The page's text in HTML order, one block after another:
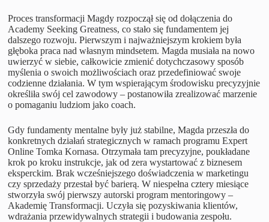
Proces transformacji Magdy rozpoczął się od dołączenia do
Academy Seeking Greatness, co stało się fundamentem jej
dalszego rozwoju. Pierwszym i najważniejszym krokiem była
głęboka praca nad własnym mindsetem. Magda musiała na nowo
uwierzyć w siebie, całkowicie zmienić dotychczasowy sposób
myślenia o swoich możliwościach oraz przedefiniować swoje
codzienne działania. W tym wspierającym środowisku precyzyjnie
określiła swój cel zawodowy – postanowiła zrealizować marzenie
o pomaganiu ludziom jako coach.
Gdy fundamenty mentalne były już stabilne, Magda przeszła do
konkretnych działań strategicznych w ramach programu Expert
Online Tomka Kornasa. Otrzymała tam precyzyjne, poukładane
krok po kroku instrukcje, jak od zera wystartować z biznesem
eksperckim. Brak wcześniejszego doświadczenia w marketingu
czy sprzedaży przestał być barierą. W niespełna cztery miesiące
stworzyła swój pierwszy autorski program mentoringowy –
Akademię Transformacji. Uczyła się pozyskiwania klientów,
wdrażania przewidywalnych strategii i budowania zespołu.